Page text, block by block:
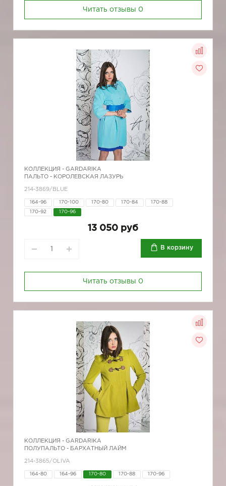
Читать отзывы 0
КОЛЛЕКЦИЯ - GARDARIKA
ПАЛЬТО - КОРОЛЕВСКАЯ ЛАЗУРЬ
214-3869/BLUE
164-96 170-100 170-80 170-84 170-88
170-92 170-96
13 050 руб
В корзину
Читать отзывы 0
КОЛЛЕКЦИЯ - GARDARIKA
ПОЛУПАЛЬТО - БАРХАТНЫЙ ЛАЙМ
214-3865/OLIVA
164-80 164-96 170-80 170-88 170-96